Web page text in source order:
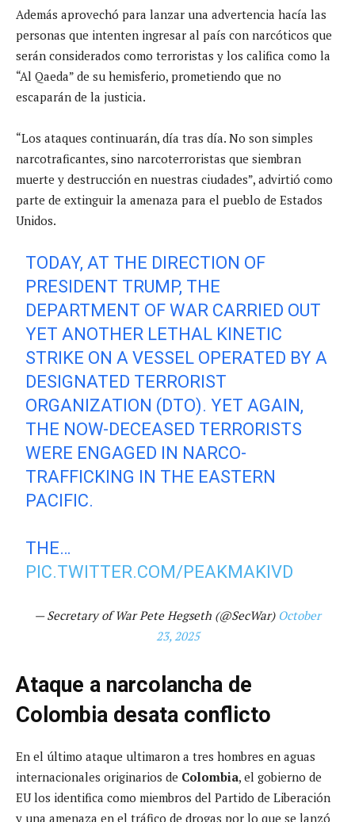
Además aprovechó para lanzar una advertencia hacía las
personas que intenten ingresar al país con narcóticos que
serán considerados como terroristas y los califica como la
“Al Qaeda” de su hemisferio, prometiendo que no
escaparán de la justicia.
“Los ataques continuarán, día tras día. No son simples
narcotraficantes, sino narcoterroristas que siembran
muerte y destrucción en nuestras ciudades”, advirtió como
parte de extinguir la amenaza para el pueblo de Estados
Unidos.
TODAY, AT THE DIRECTION OF
PRESIDENT TRUMP, THE
DEPARTMENT OF WAR CARRIED OUT
YET ANOTHER LETHAL KINETIC
STRIKE ON A VESSEL OPERATED BY A
DESIGNATED TERRORIST
ORGANIZATION (DTO). YET AGAIN,
THE NOW-DECEASED TERRORISTS
WERE ENGAGED IN NARCO-
TRAFFICKING IN THE EASTERN
PACIFIC.
THE…
PIC.TWITTER.COM/PEAKMAKIVD
— Secretary of War Pete Hegseth (@SecWar) October
23, 2025
Ataque a narcolancha de
Colombia desata conflicto
En el último ataque ultimaron a tres hombres en aguas
internacionales originarios de Colombia, el gobierno de
EU los identifica como miembros del Partido de Liberación
y una amenaza en el tráfico de drogas por lo que se lanzó